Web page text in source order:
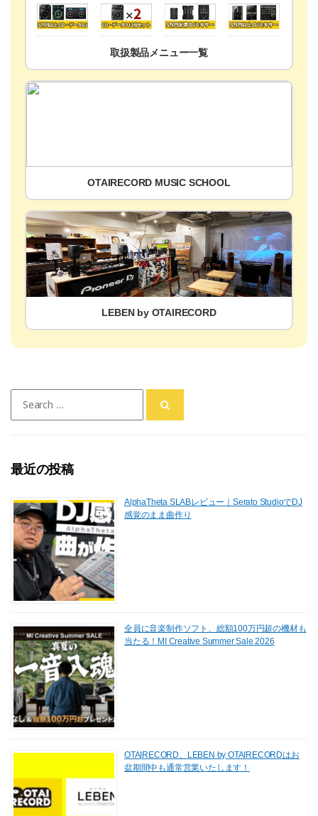
取扱製品メニュー一覧
OTAIRECORD MUSIC SCHOOL
LEBEN by OTAIRECORD
for:
最近の投稿
AlphaTheta SLABレビュー｜Serato StudioでDJ
感覚のまま曲作り
全員に音楽制作ソフト、総額100万円超の機材も
当たる！MI Creative Summer Sale 2026
OTAIRECORD、LEBEN by OTAIRECORDはお
盆期間中も通常営業いたします！